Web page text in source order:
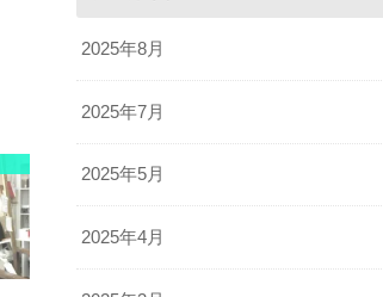
2025年8月
2025年7月
2025年5月
2025年4月